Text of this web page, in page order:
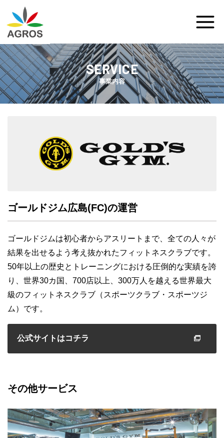
事業内容
ゴールドジム広島(FC)の運営
ゴールドジムは初心者からアスリートまで、全ての人々が
結果を出せるよう考え抜かれたフィットネスクラブです。
50年以上の歴史とトレーニングにおける圧倒的な実績を誇
り、世界30カ国、700店以上、300万人を越える世界最大
級のフィットネスクラブ（スポーツクラブ・スポーツジ
ム）です。
公式サイトはコチラ
その他サービス